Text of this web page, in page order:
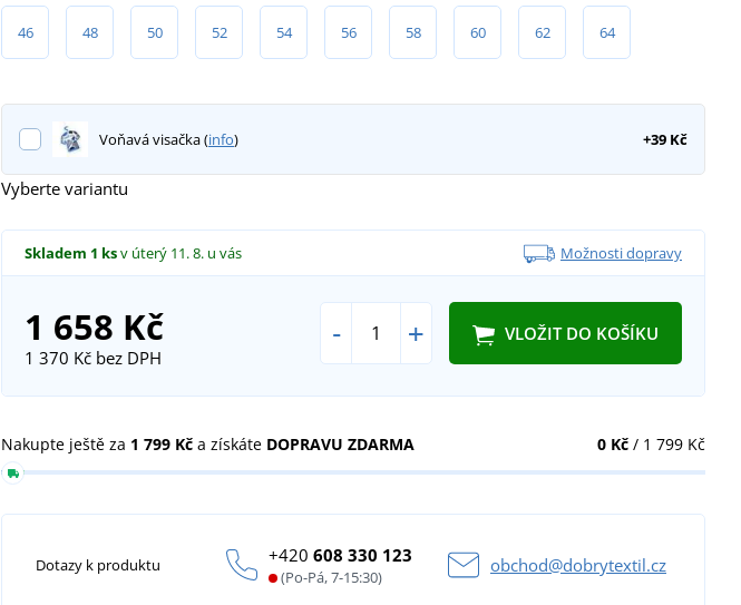
46 48 50 52 54 56 58 60 62 64
Voňavá visačka (info) +39 Kč
Vyberte variantu
Skladem 1 ksv úterý 11. 8. u vás Možnosti dopravy
1 658 Kč
1 370 Kčbez DPH
- + VLOŽIT DO KOŠÍKU
0 Kč/ 1 799 Kč
Nakupte ještě za 1 799 Kč a získáte DOPRAVU ZDARMA
Dotazy k produktu +420608 330 123
(Po-Pá, 7-15:30)
obchod@dobrytextil.cz